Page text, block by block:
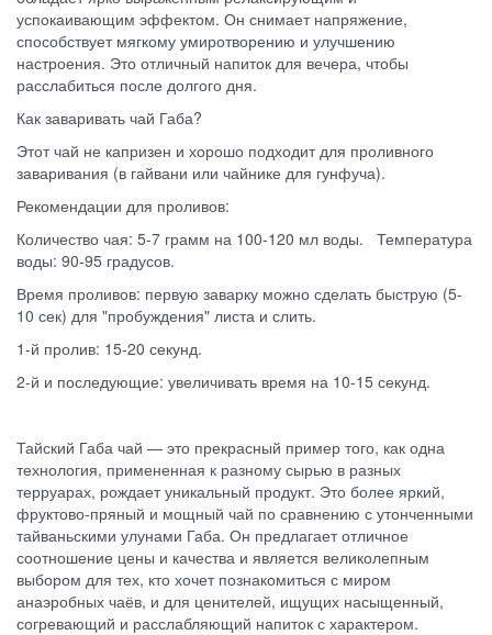
успокаивающим эффектом. Он снимает напряжение,
способствует мягкому умиротворению и улучшению
настроения. Это отличный напиток для вечера, чтобы
расслабиться после долгого дня.
Как заваривать чай Габа?
Этот чай не капризен и хорошо подходит для проливного
заваривания (в гайвани или чайнике для гунфуча).
Рекомендации для проливов:
Количество чая: 5-7 грамм на 100-120 мл воды. Температура
воды: 90-95 градусов.
Время проливов: первую заварку можно сделать быструю (5-
10 сек) для "пробуждения" листа и слить.
1-й пролив: 15-20 секунд.
2-й и последующие: увеличивать время на 10-15 секунд.
Тайский Габа чай — это прекрасный пример того, как одна
технология, примененная к разному сырью в разных
терруарах, рождает уникальный продукт. Это более яркий,
фруктово-пряный и мощный чай по сравнению с утонченными
тайваньскими улунами Габа. Он предлагает отличное
соотношение цены и качества и является великолепным
выбором для тех, кто хочет познакомиться с миром
анаэробных чаёв, и для ценителей, ищущих насыщенный,
согревающий и расслабляющий напиток с характером.